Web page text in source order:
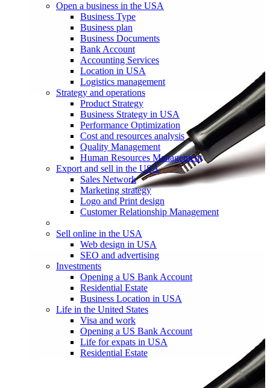
Open a business in the USA
Business Type
Business plan
Business Documents
Bank Account
Accounting Services
Location in USA
Logistics management
Strategy and operations
Product Strategy
Business Strategy in USA
Performance Optimization
Cost and resources analysis
Quality Management
Human Resources Management
Export and sell in the USA
Sales Network
Marketing strategy
Logo and Print design
Customer Relationship Management
Sell online in the USA
Web design in USA
SEO and advertising
Investments
Opening a US Bank Account
Residential Estate
Business Location in USA
Life in the United States
Visa and work
Opening a US Bank Account
Life for expats in USA
Residential Estate